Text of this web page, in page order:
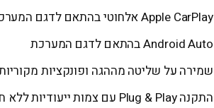
Apple CarPlay אלחוטי בהתאם לדגם המערכת
Android Auto בהתאם לדגם המערכת
שמירה על שליטה מההגה ופונקציות
התקנה Plug & Play עם צמות ייעודיות ללא חיתוך חוטים